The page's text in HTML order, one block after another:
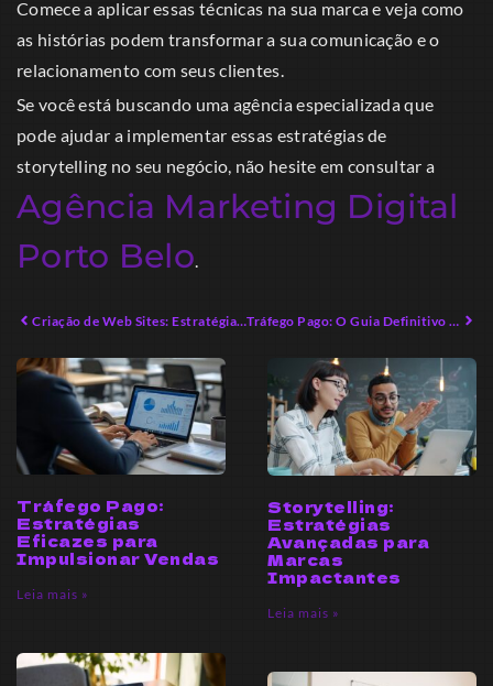
Comece a aplicar essas técnicas na sua marca e veja como
as histórias podem transformar a sua comunicação e o
relacionamento com seus clientes.
Se você está buscando uma agência especializada que
pode ajudar a implementar essas estratégias de
storytelling no seu negócio, não hesite em consultar a
Agência Marketing Digital
Porto Belo
Criação de Web Sites: Estratégias Eficazes para Empreendedores Modernos Tráfego Pago: O Guia Definitivo para Iniciantes em 2026
Tráfego Pago:
Estratégias
Eficazes para
Impulsionar Vendas
Leia mais »
Storytelling:
Estratégias
Avançadas para
Marcas
Impactantes
Leia mais »